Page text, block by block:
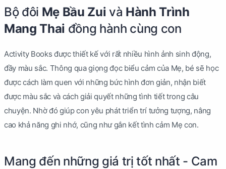
Bộ đôi Mẹ Bầu Zui và Hành Trình
Mang Thai đồng hành cùng con
Activity Books được thiết kế với rất nhiều hình ảnh sinh động,
đầy màu sắc. Thông qua giọng đọc biểu cảm của Mẹ, bé sẽ học
được cách làm quen với những bức hình đơn giản, nhận biết
được màu sắc và cách giải quyết những tình tiết trong câu
chuyện. Nhờ đó giúp con yêu phát triển trí tưởng tượng, nâng
cao khả năng ghi nhớ, cũng như gắn kết tình cảm Mẹ con.
Mang đến những giá trị tốt nhất - Cam